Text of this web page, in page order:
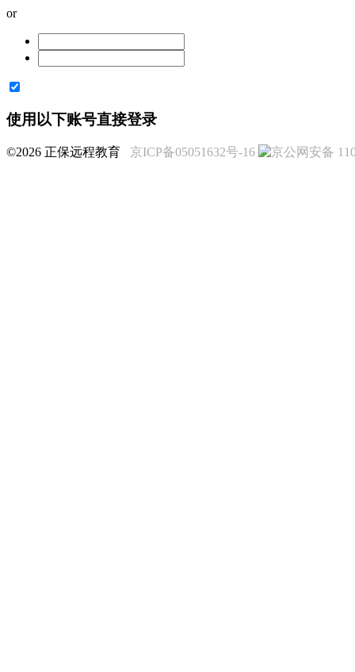
or
使用以下账号直接登录
©2026 正保远程教育 京ICP备05051632号-16 京公网安备